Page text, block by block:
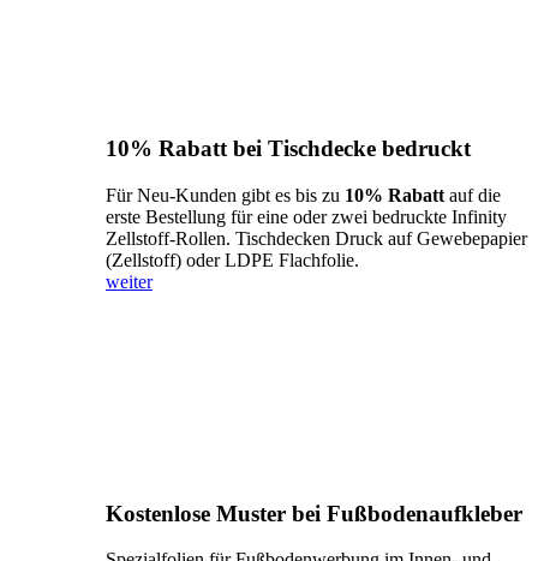
10% Rabatt bei Tischdecke bedruckt
Für Neu-Kunden gibt es bis zu 10% Rabatt auf die
erste Bestellung für eine oder zwei bedruckte Infinity
Zellstoff-Rollen. Tischdecken Druck auf Gewebepapier
(Zellstoff) oder LDPE Flachfolie.
weiter
Kostenlose Muster bei Fußbodenaufkleber